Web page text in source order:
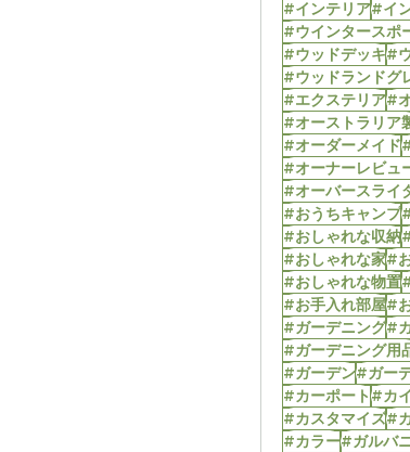
#インテリア#イ
#ウインタースポ
#ウッドデッキ#
#ウッドランドグ
#エクステリア#
#オーストラリア
#オーダーメイド
#オーナーレビュ
#オーバースライ
#おうちキャンプ
#おしゃれな収納
#おしゃれな家#
#おしゃれな物置
#お手入れ部屋#
#ガーデニング#
#ガーデニング用
#ガーデン#ガー
#カーポート#カ
#カスタマイズ#
#カラー#ガルバ